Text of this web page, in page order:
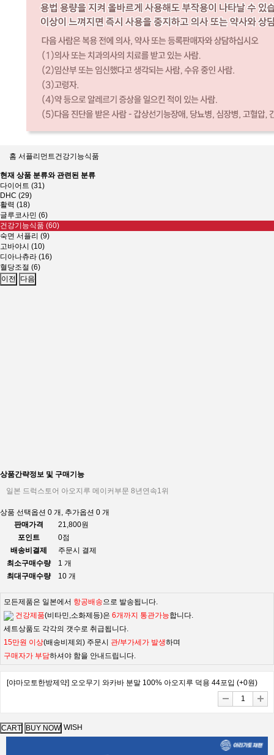
홈 서플리먼트건강기능식품
현재 상품 분류와 관련된 분류
다이어트 (31)
DHC (29)
활력 (18)
글루코사민 (6)
건강기능식품 (60)
숙면 서플리 (9)
고바야시 (10)
디아나츄라 (16)
혈당조절 (6)
이전
다음
상품간략정보 및 구매기능
일본 드럭스토어 아오지루 메이커부문 8년연속1위
상품 선택옵션 0 개, 추가옵션 0 개
판매가격
21,800원
포인트
0점
배송비결제
주문시 결제
최소구매수량
1 개
최대구매수량
10 개
모든제품은 일본에서 항공배송으로 발송됩니다.
건강제품(비타민,소화제등)은 6개까지 통관가능합니다.
세트상품도 각각의 갯수로 취급됩니다.
15만원 이상(배송비제외) 주문시 관/부가세가 발생하며
구매자가 부담하셔야 함을 안내드립니다.
[야마모토한방제약] 오오무기 와카바 분말 100% 아오지루 덕용 44포입 (+0원)
WISH